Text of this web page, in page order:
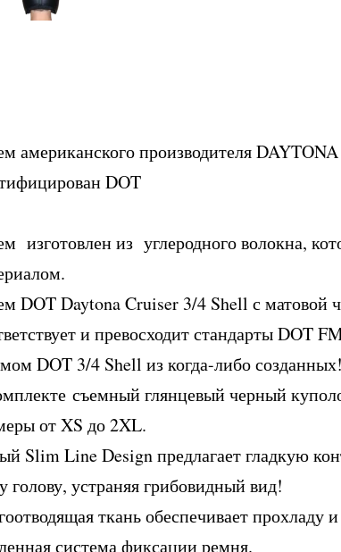
американского производителя
DOT
изготовлен из углеродного волокна,
DOT Daytona Cruiser 3/4 Shell с матовой
и превосходит стандарты DOT
DOT 3/4 Shell из когда-либо
съемный глянцевый черный
от XS до 2XL.
Slim Line Design предлагает гладкую
голову, устраняя грибовидный вид!
ткань обеспечивает прохладу
система фиксации ремня.